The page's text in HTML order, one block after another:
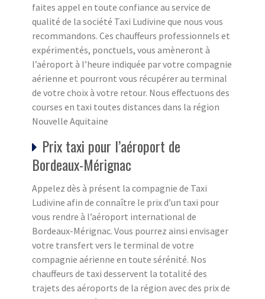
faites appel en toute confiance au service de
qualité de la société Taxi Ludivine que nous vous
recommandons. Ces chauffeurs professionnels et
expérimentés, ponctuels, vous amèneront à
l’aéroport à l’heure indiquée par votre compagnie
aérienne et pourront vous récupérer au terminal
de votre choix à votre retour. Nous effectuons des
courses en taxi toutes distances dans la région
Nouvelle Aquitaine
Prix taxi pour l’aéroport de
Bordeaux-Mérignac
Appelez dès à présent la compagnie de Taxi
Ludivine afin de connaître le prix d’un taxi pour
vous rendre à l’aéroport international de
Bordeaux-Mérignac. Vous pourrez ainsi envisager
votre transfert vers le terminal de votre
compagnie aérienne en toute sérénité. Nos
chauffeurs de taxi desservent la totalité des
trajets des aéroports de la région avec des prix de